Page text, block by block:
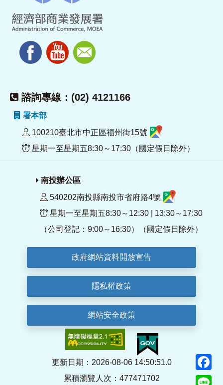
諮詢專線：(02) 4121166
署本部
100210臺北市中正區福州街15號
星期一至星期五8:30～17:30（國定假日除外）
南投辦公區
540202南投縣南投市省府路4號
星期一至星期五8:30～12:30 | 13:30～17:30
（公司登記：9:00～16:30）（國定假日除外）
政府網站資料開放宣告
隱私權政策
網站安全政策
更新日期：2026-08-06 14:50:51.0
累積瀏覽人次：477471702